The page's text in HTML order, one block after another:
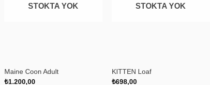
STOKTA YOK
Maine Coon Adult
₺1.200,00
STOKTA YOK
KITTEN Loaf
₺698,00